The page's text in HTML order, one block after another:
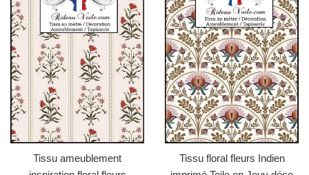
Tissu ameublement
Tissu floral fleurs Indien